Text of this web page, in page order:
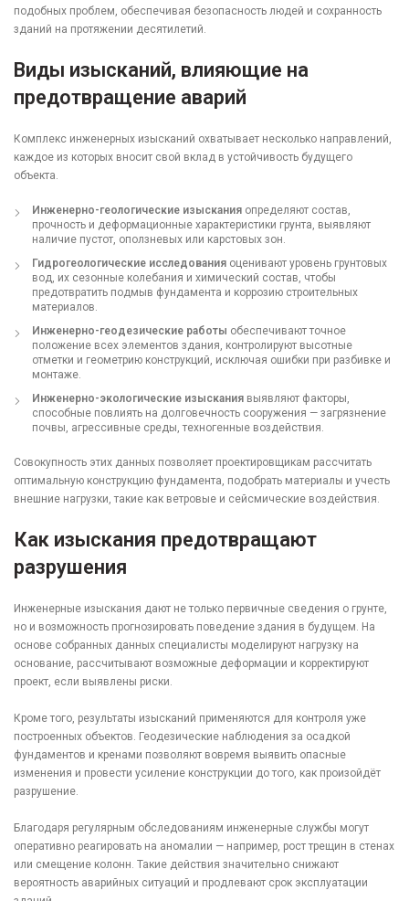
подобных проблем, обеспечивая безопасность людей и сохранность
зданий на протяжении десятилетий.
Виды изысканий, влияющие на
предотвращение аварий
Комплекс инженерных изысканий охватывает несколько направлений,
каждое из которых вносит свой вклад в устойчивость будущего
объекта.
Инженерно-геологические изыскания определяют состав,
прочность и деформационные характеристики грунта, выявляют
наличие пустот, оползневых или карстовых зон.
Гидрогеологические исследования оценивают уровень грунтовых
вод, их сезонные колебания и химический состав, чтобы
предотвратить подмыв фундамента и коррозию строительных
материалов.
Инженерно-геодезические работы обеспечивают точное
положение всех элементов здания, контролируют высотные
отметки и геометрию конструкций, исключая ошибки при разбивке и
монтаже.
Инженерно-экологические изыскания выявляют факторы,
способные повлиять на долговечность сооружения — загрязнение
почвы, агрессивные среды, техногенные воздействия.
Совокупность этих данных позволяет проектировщикам рассчитать
оптимальную конструкцию фундамента, подобрать материалы и учесть
внешние нагрузки, такие как ветровые и сейсмические воздействия.
Как изыскания предотвращают
разрушения
Инженерные изыскания дают не только первичные сведения о грунте,
но и возможность прогнозировать поведение здания в будущем. На
основе собранных данных специалисты моделируют нагрузку на
основание, рассчитывают возможные деформации и корректируют
проект, если выявлены риски.
Кроме того, результаты изысканий применяются для контроля уже
построенных объектов. Геодезические наблюдения за осадкой
фундаментов и кренами позволяют вовремя выявить опасные
изменения и провести усиление конструкции до того, как произойдёт
разрушение.
Благодаря регулярным обследованиям инженерные службы могут
оперативно реагировать на аномалии — например, рост трещин в стенах
или смещение колонн. Такие действия значительно снижают
вероятность аварийных ситуаций и продлевают срок эксплуатации